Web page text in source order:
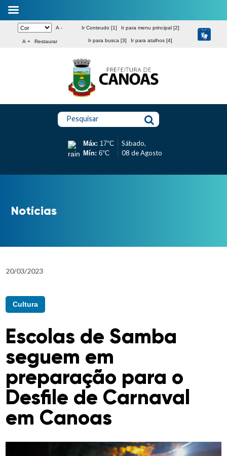
A -
A + Restaurar
Ir Conteudo [1] Ir para menu principal [2]
Ir para busca [3] Ir para atalhos [4]
Pesquisar
Máx: 17°C
Mín: 6°C
Sábado,
08 de Agosto
Notícias
20/03/2023
Cultura
Escolas de Samba
seguem em
preparação para o
Desfile de Carnaval
em Canoas